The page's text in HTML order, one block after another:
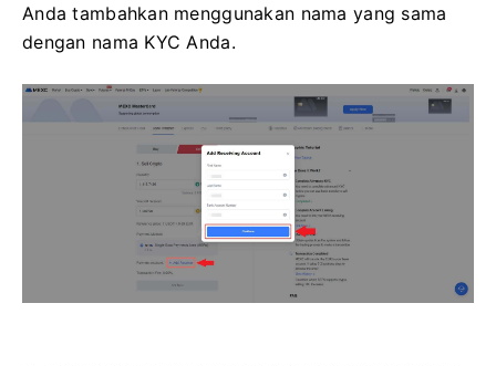
Anda tambahkan menggunakan nama yang sama
dengan nama KYC Anda.